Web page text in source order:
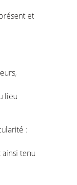
et
lieu
:
ainsi tenu